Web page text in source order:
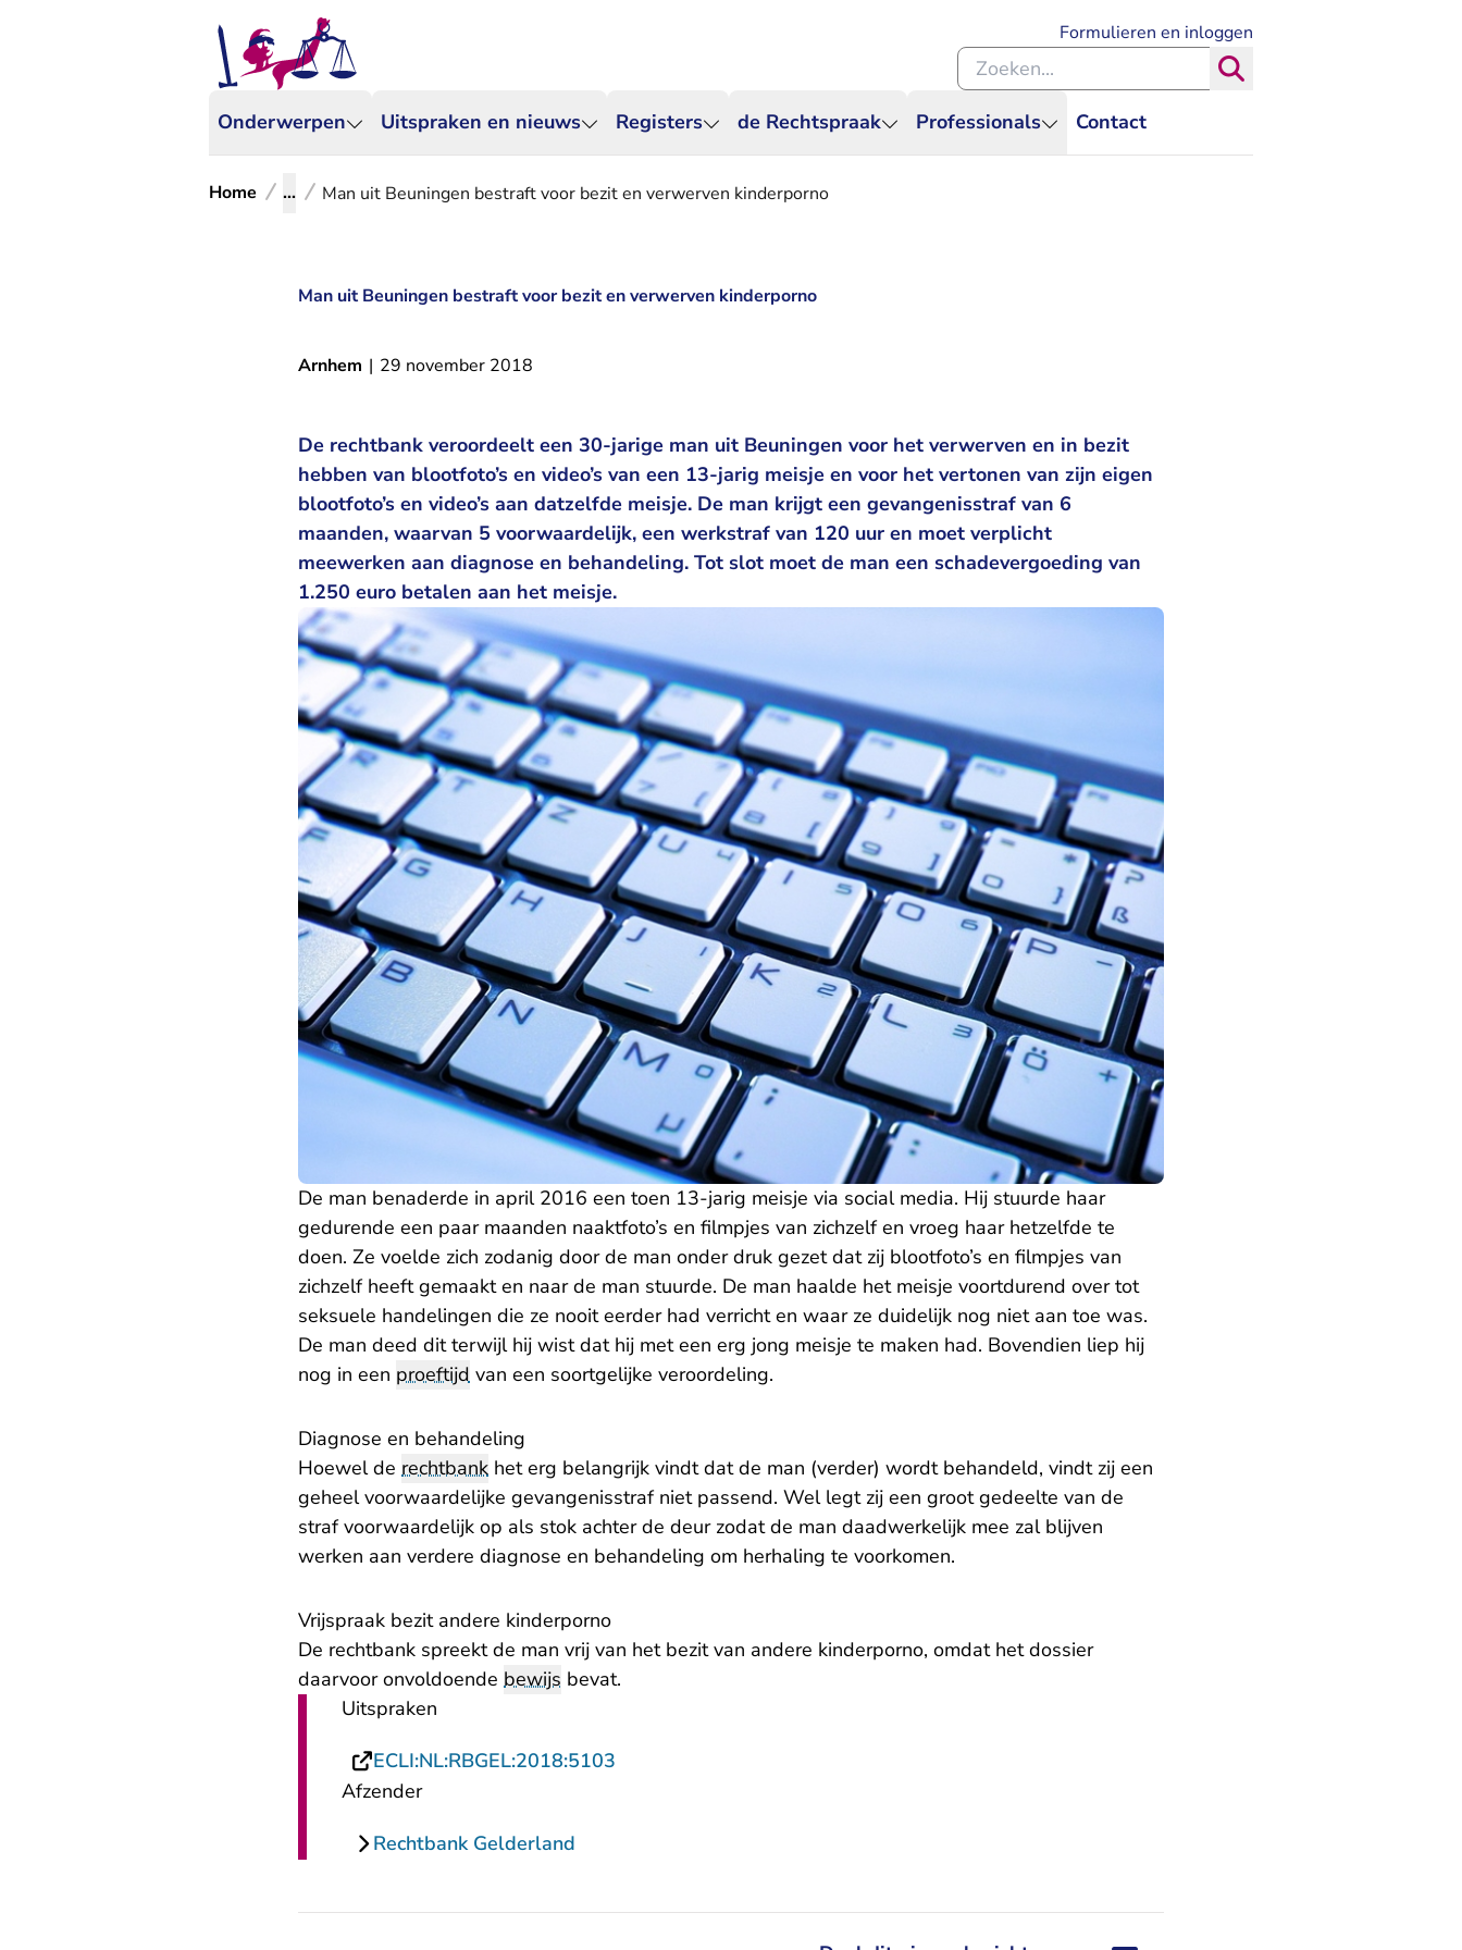
Onderwerpen Uitspraken en nieuws Registers de Rechtspraak Professionals Contact
Formulieren en inloggen
Zoeken binnen de Rechtspraak
Home ... Man uit Beuningen bestraft voor bezit en verwerven kinderporno
Man uit Beuningen bestraft voor bezit en verwerven kinderporno
Arnhem | 29 november 2018
De rechtbank veroordeelt een 30-jarige man uit Beuningen voor het verwerven en in bezit
hebben van blootfoto’s en video’s van een 13-jarig meisje en voor het vertonen van zijn eigen
blootfoto’s en video’s aan datzelfde meisje. De man krijgt een gevangenisstraf van 6
maanden, waarvan 5 voorwaardelijk, een werkstraf van 120 uur en moet verplicht
meewerken aan diagnose en behandeling. Tot slot moet de man een schadevergoeding van
1.250 euro betalen aan het meisje.
De man benaderde in april 2016 een toen 13-jarig meisje via social media. Hij stuurde haar
gedurende een paar maanden naaktfoto’s en filmpjes van zichzelf en vroeg haar hetzelfde te
doen. Ze voelde zich zodanig door de man onder druk gezet dat zij blootfoto’s en filmpjes van
zichzelf heeft gemaakt en naar de man stuurde. De man haalde het meisje voortdurend over tot
seksuele handelingen die ze nooit eerder had verricht en waar ze duidelijk nog niet aan toe was.
De man deed dit terwijl hij wist dat hij met een erg jong meisje te maken had. Bovendien liep hij
nog in een proeftijd van een soortgelijke veroordeling.
Diagnose en behandeling
Hoewel de rechtbank het erg belangrijk vindt dat de man (verder) wordt behandeld, vindt zij een
geheel voorwaardelijke gevangenisstraf niet passend. Wel legt zij een groot gedeelte van de
straf voorwaardelijk op als stok achter de deur zodat de man daadwerkelijk mee zal blijven
werken aan verdere diagnose en behandeling om herhaling te voorkomen.
Vrijspraak bezit andere kinderporno
De rechtbank spreekt de man vrij van het bezit van andere kinderporno, omdat het dossier
daarvoor onvoldoende bewijs bevat.
Uitspraken
ECLI:NL:RBGEL:2018:5103
Afzender
Rechtbank Gelderland